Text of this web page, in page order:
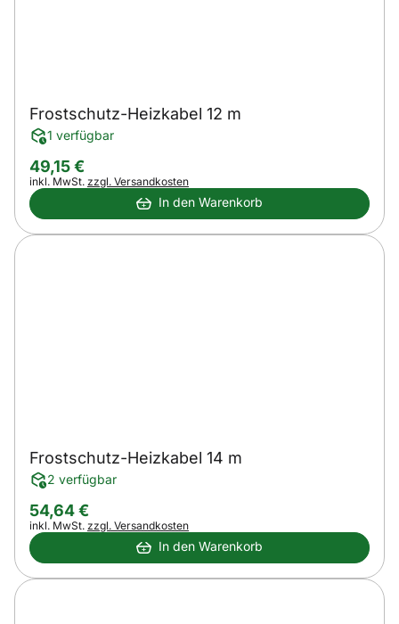
Frostschutz-Heizkabel 12 m
1 verfügbar
49,15€
Steuerhinweis:
inkl. MwSt. zzgl. Versandkosten
In den Warenkorb
Frostschutz-Heizkabel 14 m
2 verfügbar
54,64€
Steuerhinweis:
inkl. MwSt. zzgl. Versandkosten
In den Warenkorb